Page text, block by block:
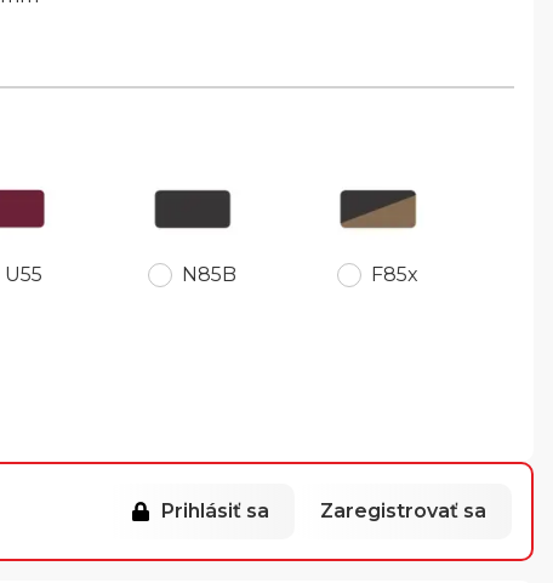
U55 N85B F85x
Prihlásiť sa Zaregistrovať sa